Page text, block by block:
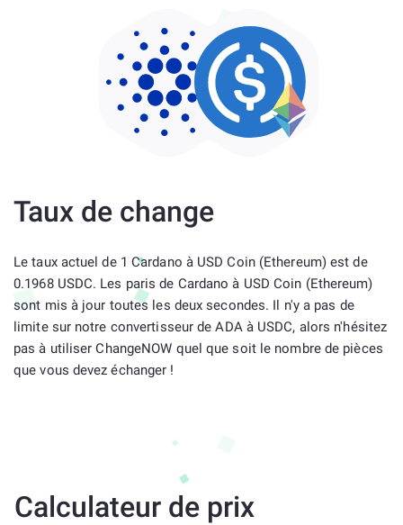
Taux de change
Le taux actuel de 1 Cardano à USD Coin (Ethereum) est de
0.1968 USDC. Les paris de Cardano à USD Coin (Ethereum)
sont mis à jour toutes les deux secondes. Il n'y a pas de
limite sur notre convertisseur de ADA à USDC, alors n'hésitez
pas à utiliser ChangeNOW quel que soit le nombre de pièces
que vous devez échanger !
Calculateur de prix